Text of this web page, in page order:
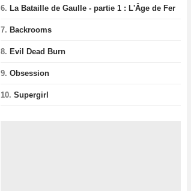
6. La Bataille de Gaulle - partie 1 : L'Âge de Fer
7. Backrooms
8. Evil Dead Burn
9. Obsession
10. Supergirl